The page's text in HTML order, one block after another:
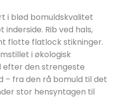
i blød bomuldskvalitet
Rib ved hals,
flotte flatlock stikninger.
i økologisk
den strengeste
– fra den rå bomuld til det
stor hensyntagen til